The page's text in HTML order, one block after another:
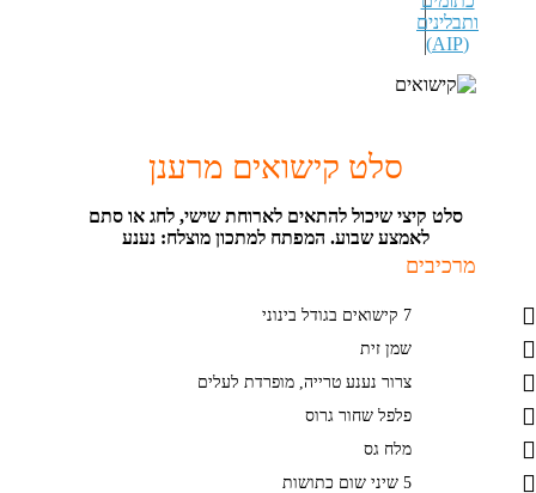
סלט קישואים מרענן
סלט קיצי שיכול להתאים לארוחת שישי, לחג או סתם
לאמצע שבוע. המפתח למתכון מוצלח: נענע
מרכיבים
7 קישואים בגודל בינוני
שמן זית
צרור נענע טרייה, מופרדת לעלים
פלפל שחור גרוס
מלח גס
5 שיני שום כתושות